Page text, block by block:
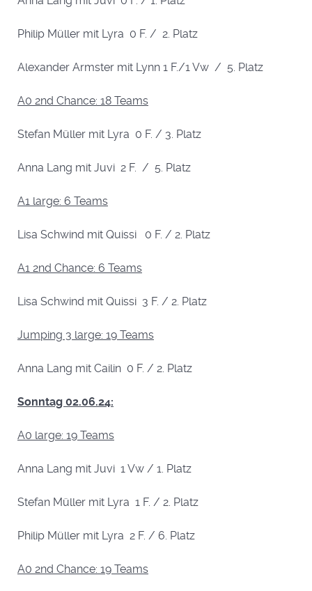
Philip Müller mit Lyra 0 F. / 2. Platz
Alexander Armster mit Lynn 1 F./1 Vw / 5. Platz
A0 2nd Chance: 18 Teams
Stefan Müller mit Lyra 0 F. / 3. Platz
Anna Lang mit Juvi 2 F. / 5. Platz
A1 large: 6 Teams
Lisa Schwind mit Quissi 0 F. / 2. Platz
A1 2nd Chance: 6 Teams
Lisa Schwind mit Quissi 3 F. / 2. Platz
Jumping 3 large: 19 Teams
Anna Lang mit Cailin 0 F. / 2. Platz
Sonntag 02.06.24:
A0 large: 19 Teams
Anna Lang mit Juvi 1 Vw / 1. Platz
Stefan Müller mit Lyra 1 F. / 2. Platz
Philip Müller mit Lyra 2 F. / 6. Platz
A0 2nd Chance: 19 Teams